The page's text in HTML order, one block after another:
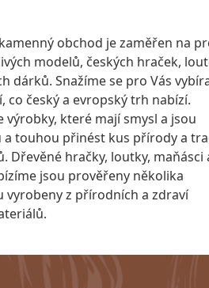
obchod je zaměřen na
modelů, českých hraček,
dárků. Snažíme se pro Vás
co český a evropský trh nabízí.
výrobky, které mají smysl a jsou
a touhou přinést kus přírody a
Dřevěné hračky, loutky, maňásci
jsou prověřeny několika
vyrobeny z přírodních a zdraví